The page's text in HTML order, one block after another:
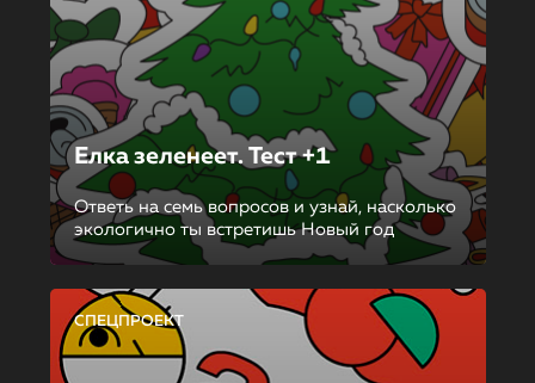
Елка зеленеет. Тест +1
Ответь на семь вопросов и узнай, насколько
экологично ты встретишь Новый год
СПЕЦПРОЕКТ